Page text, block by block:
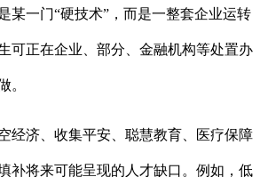
一门“硬技术”，而是一整套企业运转
可正在企业、部分、金融机构等处置办
。
济、收集平安、聪慧教育、医疗保障
补将来可能呈现的人才缺口。例如，低